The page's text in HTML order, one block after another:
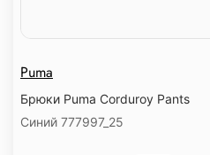
Puma
Брюки Puma Corduroy Pants
Синий 777997_25